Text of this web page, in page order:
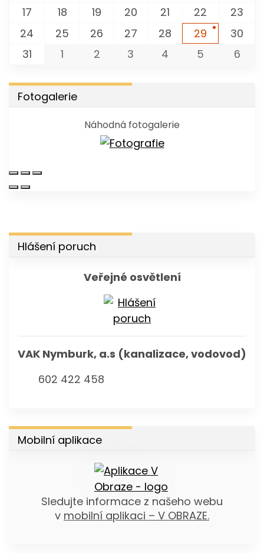
17
18 19 20 21 22
23
24
25 26 27 28 29
30
31
1 2 3 4 5 6
Fotogalerie
Náhodná fotogalerie
Hlášení poruch
Veřejné osvětlení
VAK Nymburk, a.s (kanalizace, vodovod)
602 422 458
Mobilní aplikace
Sledujte informace z našeho webu
v mobilní aplikaci – V OBRAZE.